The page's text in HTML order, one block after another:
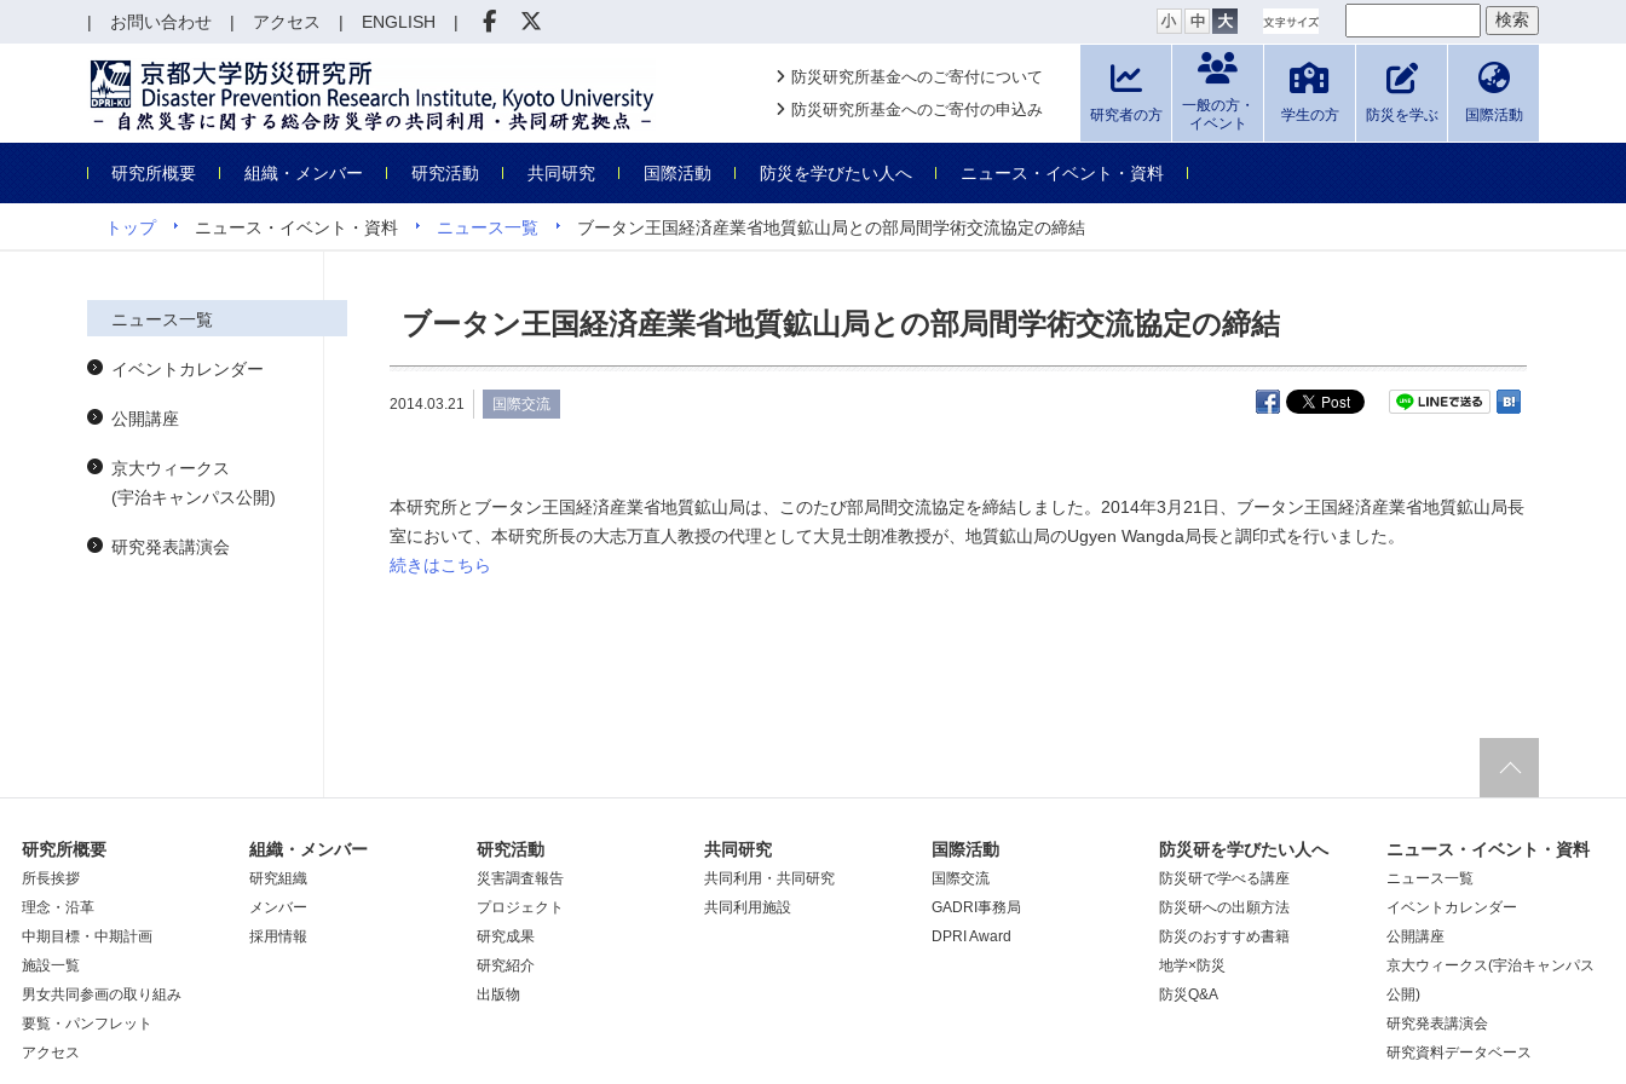
防災研究所基金へのご寄付について
防災研究所基金へのご寄付の申込み
研究者の方
一般の方・
イベント
学生の方 防災を学ぶ 国際活動
研究所概要 組織・メンバー 研究活動 共同研究 国際活動 防災を学びたい人へ ニュース・イベント・資料
お問い合わせ アクセス ENGLISH
トップ ニュース・イベント・資料 ニュース一覧 ブータン王国経済産業省地質鉱山局との部局間学術交流協定の締結
ブータン王国経済産業省地質鉱山局との部局間学術交流協定の締結
2014.03.21 国際交流
本研究所とブータン王国経済産業省地質鉱山局は、このたび部局間交流協定を締結しました。2014年3月21日、ブータン王国経済産業省地質鉱山局長
室において、本研究所長の大志万直人教授の代理として大見士朗准教授が、地質鉱山局のUgyen Wangda局長と調印式を行いました。
続きはこちら
ニュース一覧
イベントカレンダー
公開講座
京大ウィークス
(宇治キャンパス公開)
研究発表講演会
研究所概要
所長挨拶
理念・沿革
中期目標・中期計画
施設一覧
男女共同参画の取り組み
要覧・パンフレット
アクセス
組織・メンバー
研究組織
メンバー
採用情報
研究活動
災害調査報告
プロジェクト
研究成果
研究紹介
出版物
共同研究
共同利用・共同研究
共同利用施設
国際活動
国際交流
GADRI事務局
DPRI Award
防災研を学びたい人へ
防災研で学べる講座
防災研への出願方法
防災のおすすめ書籍
地学×防災
防災Q&A
ニュース・イベント・資料
ニュース一覧
イベントカレンダー
公開講座
京大ウィークス(宇治キャンパス
公開)
研究発表講演会
研究資料データベース